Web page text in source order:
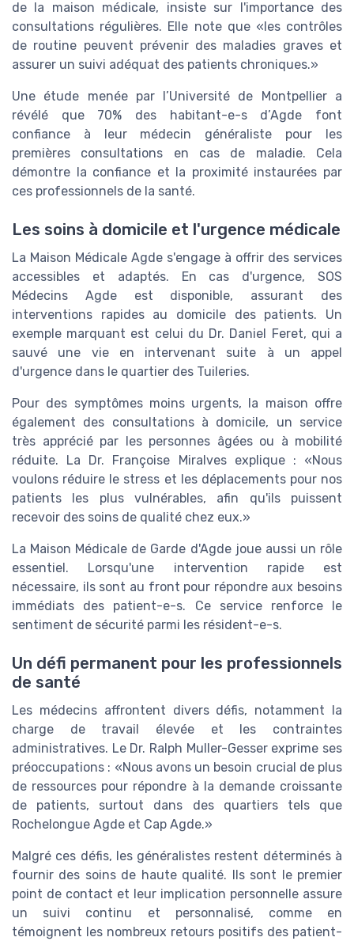
de la maison médicale, insiste sur l'importance des
consultations régulières. Elle note que «les contrôles
de routine peuvent prévenir des maladies graves et
assurer un suivi adéquat des patients chroniques.»
Une étude menée par l’Université de Montpellier a
révélé que 70% des habitant-e-s d’Agde font
confiance à leur médecin généraliste pour les
premières consultations en cas de maladie. Cela
démontre la confiance et la proximité instaurées par
ces professionnels de la santé.
Les soins à domicile et l'urgence médicale
La Maison Médicale Agde s'engage à offrir des services
accessibles et adaptés. En cas d'urgence, SOS
Médecins Agde est disponible, assurant des
interventions rapides au domicile des patients. Un
exemple marquant est celui du Dr. Daniel Feret, qui a
sauvé une vie en intervenant suite à un appel
d'urgence dans le quartier des Tuileries.
Pour des symptômes moins urgents, la maison offre
également des consultations à domicile, un service
très apprécié par les personnes âgées ou à mobilité
réduite. La Dr. Françoise Miralves explique : «Nous
voulons réduire le stress et les déplacements pour nos
patients les plus vulnérables, afin qu'ils puissent
recevoir des soins de qualité chez eux.»
La Maison Médicale de Garde d'Agde joue aussi un rôle
essentiel. Lorsqu'une intervention rapide est
nécessaire, ils sont au front pour répondre aux besoins
immédiats des patient-e-s. Ce service renforce le
sentiment de sécurité parmi les résident-e-s.
Un défi permanent pour les professionnels
de santé
Les médecins affrontent divers défis, notamment la
charge de travail élevée et les contraintes
administratives. Le Dr. Ralph Muller-Gesser exprime ses
préoccupations : «Nous avons un besoin crucial de plus
de ressources pour répondre à la demande croissante
de patients, surtout dans des quartiers tels que
Rochelongue Agde et Cap Agde.»
Malgré ces défis, les généralistes restent déterminés à
fournir des soins de haute qualité. Ils sont le premier
point de contact et leur implication personnelle assure
un suivi continu et personnalisé, comme en
témoignent les nombreux retours positifs des patient-